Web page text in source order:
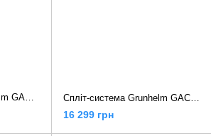
16 299 грн